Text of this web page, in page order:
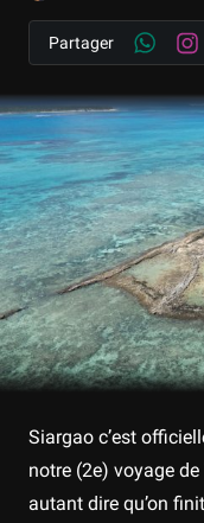
Partager
Siargao c’est
notre (2e) voyage
autant dire qu’on